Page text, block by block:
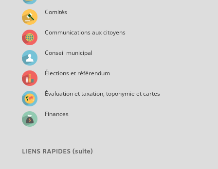
Comités
Communications aux citoyens
Conseil municipal
Élections et référendum
Évaluation et taxation, toponymie et cartes
Finances
LIENS RAPIDES (suite)